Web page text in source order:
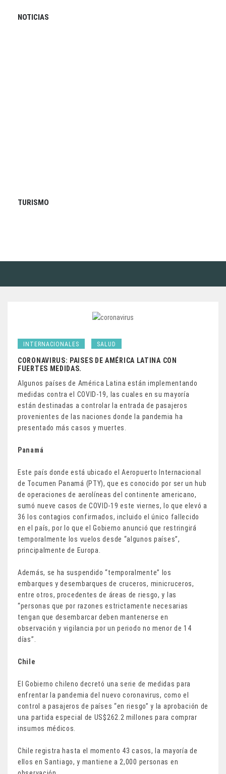
NOTICIAS
TURISMO
INTERNACIONALES SALUD
CORONAVIRUS: PAISES DE AMÉRICA LATINA CON
FUERTES MEDIDAS.
Algunos países de América Latina están implementando
medidas contra el COVID-19, las cuales en su mayoría
están destinadas a controlar la entrada de pasajeros
provenientes de las naciones donde la pandemia ha
presentado más casos y muertes.
Panamá
Este país donde está ubicado el Aeropuerto Internacional
de Tocumen Panamá (PTY), que es conocido por ser un hub
de operaciones de aerolíneas del continente americano,
sumó nueve casos de COVID-19 este viernes, lo que elevó a
36 los contagios confirmados, incluido el único fallecido
en el país, por lo que el Gobierno anunció que restringirá
temporalmente los vuelos desde “algunos países”,
principalmente de Europa.
Además, se ha suspendido “temporalmente” los
embarques y desembarques de cruceros, minicruceros,
entre otros, procedentes de áreas de riesgo, y las
“personas que por razones estrictamente necesarias
tengan que desembarcar deben mantenerse en
observación y vigilancia por un periodo no menor de 14
días”.
Chile
El Gobierno chileno decretó una serie de medidas para
enfrentar la pandemia del nuevo coronavirus, como el
control a pasajeros de países “en riesgo” y la aprobación de
una partida especial de US$262.2 millones para comprar
insumos médicos.
Chile registra hasta el momento 43 casos, la mayoría de
ellos en Santiago, y mantiene a 2,000 personas en